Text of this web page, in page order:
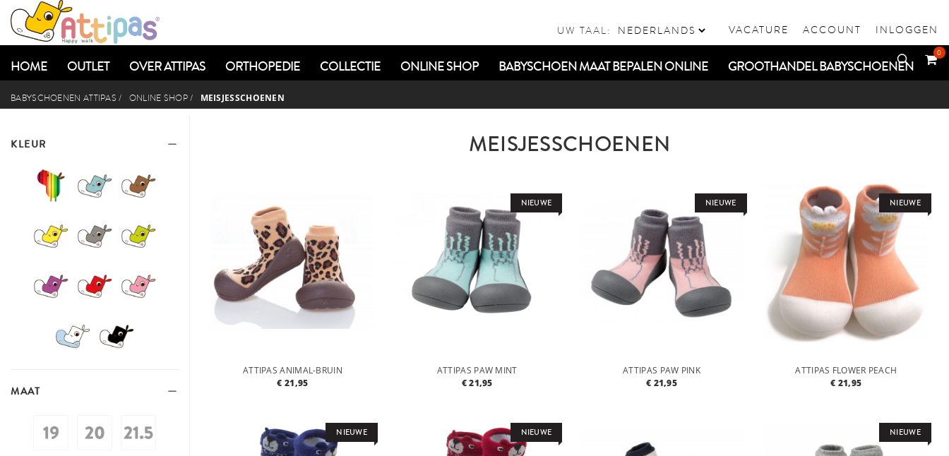
0
VACATURE ACCOUNT INLOGGEN
UW TAAL:
HOME OUTLET OVER ATTIPAS ORTHOPEDIE COLLECTIE ONLINE SHOP BABYSCHOEN MAAT BEPALEN ONLINE GROOTHANDEL BABYSCHOENEN
BABYSCHOENEN ATTIPAS / ONLINE SHOP / MEISJESSCHOENEN
KLEUR
MAAT
MEISJESSCHOENEN
ATTIPAS ANIMAL-BRUIN
€ 21,95
NIEUWE
ATTIPAS PAW MINT
€ 21,95
NIEUWE
ATTIPAS PAW PINK
€ 21,95
NIEUWE
ATTIPAS FLOWER PEACH
€ 21,95
NIEUWE NIEUWE NIEUWE